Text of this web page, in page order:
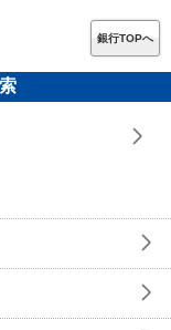
銀行TOPへ